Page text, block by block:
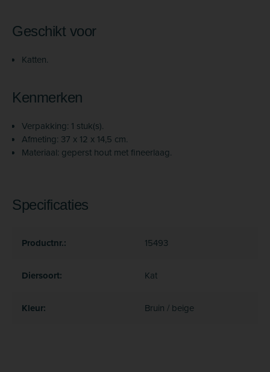
Geschikt voor
Katten.
Kenmerken
Verpakking: 1 stuk(s).
Afmeting: 37 x 12 x 14,5 cm.
Materiaal: geperst hout met fineerlaag.
Specificaties
Productnr.: 15493
Diersoort: Kat
Kleur: Bruin / beige